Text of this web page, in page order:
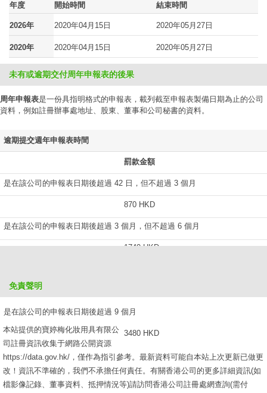
年度 開始時間 結束時間
2026年 2020年04月15日 2020年05月27日
2020年 2020年04月15日 2020年05月27日
未有或逾期交付周年申報表的後果
周年申報表是一份具指明格式的申報表，載列截至申報表製備日期為止的公司
資料，例如註冊辦事處地址、股東、董事和公司秘書的資料。
逾期提交週年申報表時間
罰款金額
是在該公司的申報表日期後超過 42 日，但不超過 3 個月
870 HKD
是在該公司的申報表日期後超過 3 個月，但不超過 6 個月
1740 HKD
是在該公司的申報表日期後超過 9 個月
3480 HKD
免責聲明
本站提供的寶婷梅化妝用具有限公
司註冊資訊收集于網路公開資源
https://data.gov.hk/，僅作為指引參考。最新資料可能自本站上次更新已做更
改！資訊不準確的，我們不承擔任何責任。有關香港公司的更多詳細資訊(如
檔影像記錄、董事資料、抵押情況等)請訪問香港公司註冊處網查詢(需付